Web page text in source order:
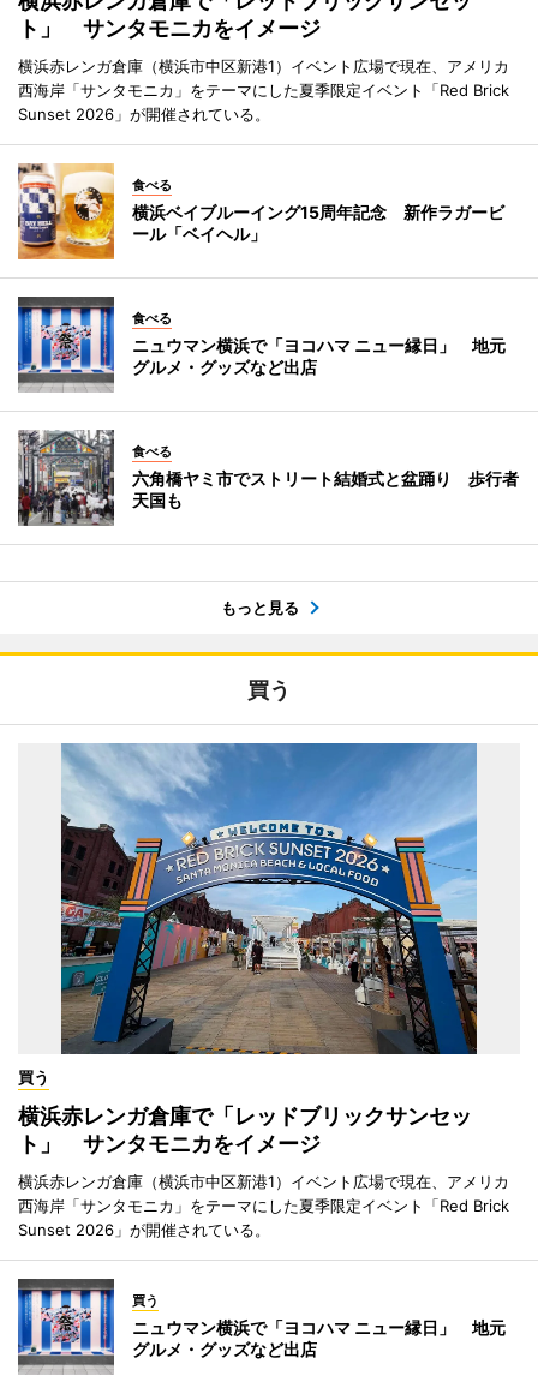
ト」 サンタモニカをイメージ
横浜赤レンガ倉庫（横浜市中区新港1）イベント広場で現在、アメリカ
西海岸「サンタモニカ」をテーマにした夏季限定イベント「Red Brick
Sunset 2026」が開催されている。
食べる
横浜ベイブルーイング15周年記念 新作ラガービ
ール「ベイヘル」
食べる
ニュウマン横浜で「ヨコハマ ニュー縁日」 地元
グルメ・グッズなど出店
食べる
六角橋ヤミ市でストリート結婚式と盆踊り 歩行者
天国も
もっと見る
買う
買う
横浜赤レンガ倉庫で「レッドブリックサンセッ
ト」 サンタモニカをイメージ
横浜赤レンガ倉庫（横浜市中区新港1）イベント広場で現在、アメリカ
西海岸「サンタモニカ」をテーマにした夏季限定イベント「Red Brick
Sunset 2026」が開催されている。
買う
ニュウマン横浜で「ヨコハマ ニュー縁日」 地元
グルメ・グッズなど出店